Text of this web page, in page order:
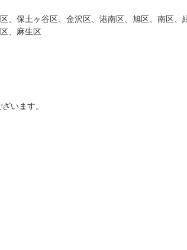
、保土ヶ谷区、金沢区、港南区、旭区、南区、
、麻生区
います。